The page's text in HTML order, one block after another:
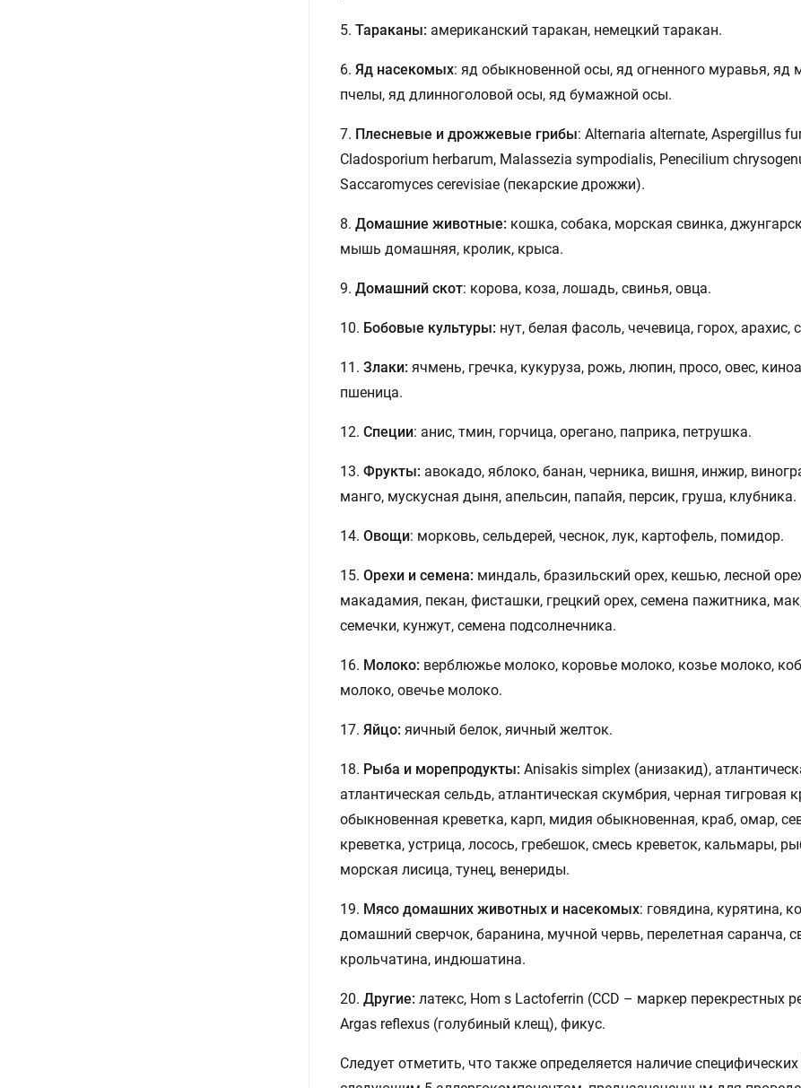
5. Тараканы: американский таракан, немецкий таракан.
6. Яд насекомых: яд обыкновенной осы, яд огненного муравья, яд
пчелы, яд длинноголовой осы, яд бумажной осы.
7. Плесневые и дрожжевые грибы: Alternaria alternate, Aspergillus
Cladosporium herbarum, Malassezia sympodialis, Penecilium
Saccaromyces cerevisiae (пекарские дрожжи).
8. Домашние животные: кошка, собака, морская свинка,
мышь домашняя, кролик, крыса.
9. Домашний скот: корова, коза, лошадь, свинья, овца.
10. Бобовые культуры: нут, белая фасоль, чечевица, горох, арахис,
11. Злаки: ячмень, гречка, кукуруза, рожь, люпин, просо, овес,
пшеница.
12. Специи: анис, тмин, горчица, орегано, паприка, петрушка.
13. Фрукты: авокадо, яблоко, банан, черника, вишня, инжир,
манго, мускусная дыня, апельсин, папайя, персик, груша, клубника.
14. Овощи: морковь, сельдерей, чеснок, лук, картофель, помидор.
15. Орехи и семена: миндаль, бразильский орех, кешью, лесной
макадамия, пекан, фисташки, грецкий орех, семена пажитника,
семечки, кунжут, семена подсолнечника.
16. Молоко: верблюжье молоко, коровье молоко, козье молоко,
молоко, овечье молоко.
17. Яйцо: яичный белок, яичный желток.
18. Рыба и морепродукты: Anisakis simplex (анизакид),
атлантическая сельдь, атлантическая скумбрия, черная тигровая
обыкновенная креветка, карп, мидия обыкновенная, краб, омар,
креветка, устрица, лосось, гребешок, смесь креветок, кальмары,
морская лисица, тунец, венериды.
19. Мясо домашних животных и насекомых: говядина, курятина,
домашний сверчок, баранина, мучной червь, перелетная саранча,
крольчатина, индюшатина.
20. Другие: латекс, Hom s Lactoferrin (CCD – маркер перекрестных
Argas reflexus (голубиный клещ), фикус.
Следует отметить, что также определяется наличие специфических